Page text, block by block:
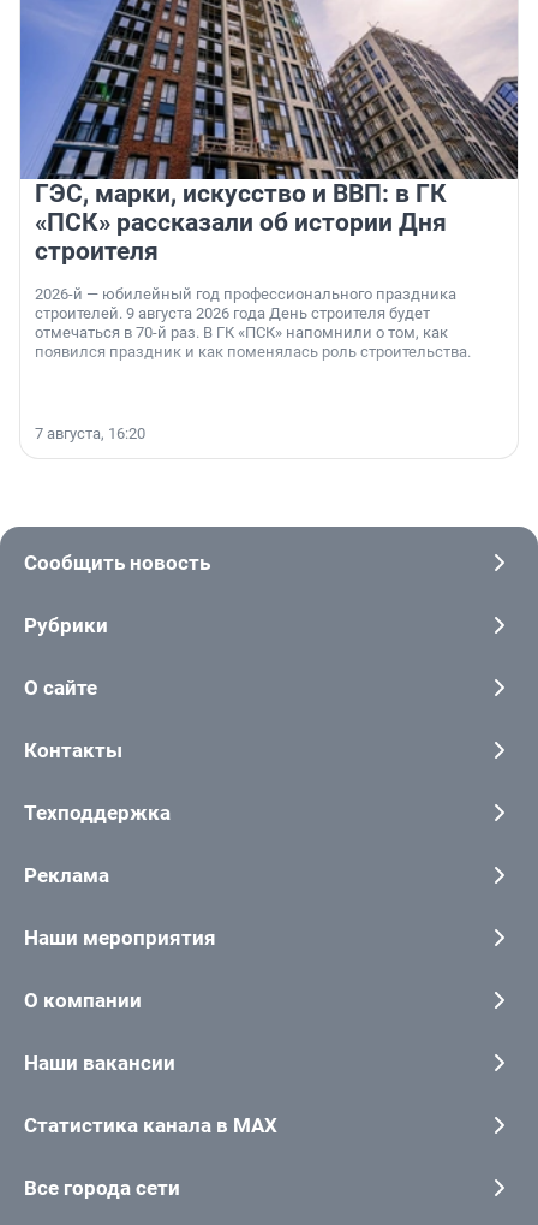
ГЭС, марки, искусство и ВВП: в ГК
«ПСК» рассказали об истории Дня
строителя
2026-й — юбилейный год профессионального праздника
строителей. 9 августа 2026 года День строителя будет
отмечаться в 70-й раз. В ГК «ПСК» напомнили о том, как
появился праздник и как поменялась роль строительства.
7 августа, 16:20
Сообщить новость
Рубрики
О сайте
Контакты
Техподдержка
Реклама
Наши мероприятия
О компании
Наши вакансии
Статистика канала в MAX
Все города сети